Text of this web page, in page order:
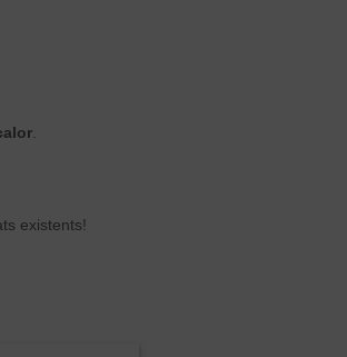
existents!